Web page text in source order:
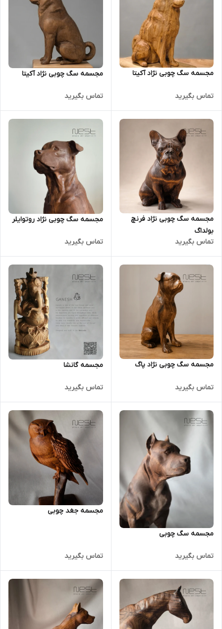
مجسمه سگ چوبی نژاد آکیتا
تماس بگیرید
مجسمه سگ چوبی نژاد آکیتا
تماس بگیرید
مجسمه سگ چوبی نژاد فرنچ
بولداگ
تماس بگیرید
مجسمه سگ چوبی نژاد روتوایلر
تماس بگیرید
مجسمه سگ چوبی نژاد پاگ
تماس بگیرید
مجسمه گانشا
تماس بگیرید
مجسمه سگ چوبی
تماس بگیرید
مجسمه جغد چوبی
تماس بگیرید